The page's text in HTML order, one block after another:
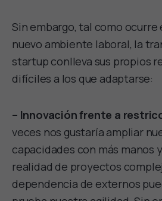
Sin embargo, tal como ocurre
nuevo ambiente laboral, la
startup conlleva sus propios
difíciles a los que adaptarse:
– Innovación frente a
veces nos gustaría ampliar
capacidades con más manos
realidad de proyectos
dependencia de externos